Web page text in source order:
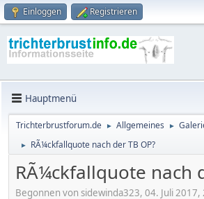
Einloggen Registrieren
Hauptmenü
Trichterbrustforum.de ► Allgemeines ►
► RÃ¼ckfallquote nach der TB OP?
RÃ¼ckfallquote nach
Begonnen von sidewinda323, 04. Juli